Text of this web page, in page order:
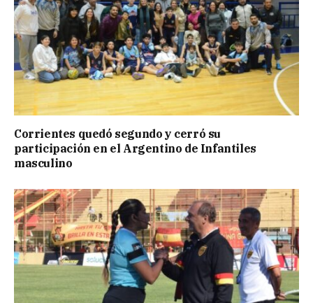
Corrientes quedó segundo y cerró su
participación en el Argentino de Infantiles
masculino